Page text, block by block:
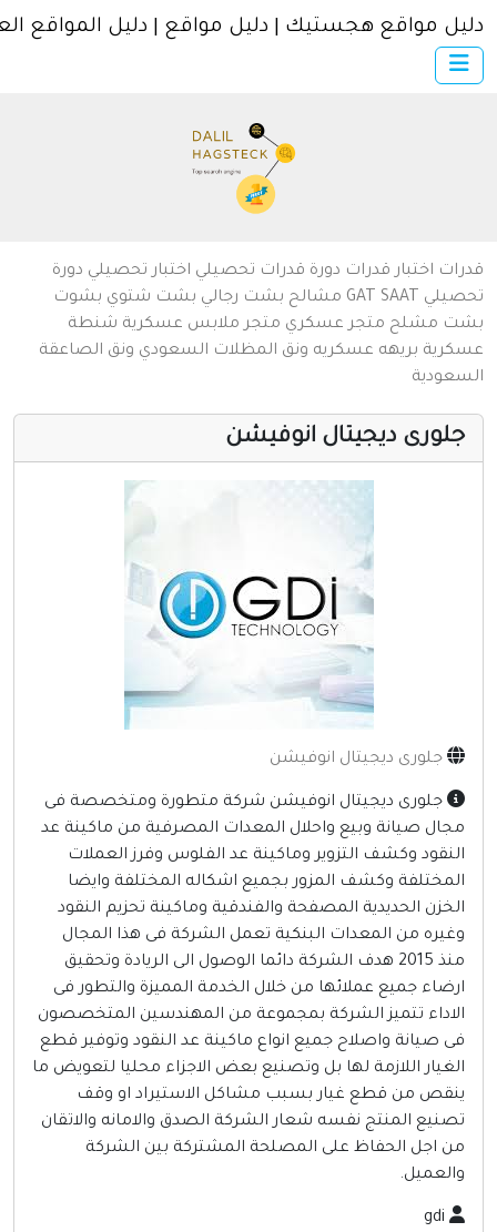
× الرئيسية
اتصل بنا
تسجيل
دخول
سياسة الخصوصية
شروط الاستخدام
مواقع إخباريه
كمبيوتر وبرامج
مواقع طبيه
منتديات
أخرى ومنوعه
مواقع هجستيك | دليل مواقع | دليل المواقع العربية
اختبار قدرات دورة قدرات تحصيلي اختبار تحصيلي دورة
SAAT
GAT مشالح بشت رجالي بشت شتوي بشوت
مشلح متجر عسكري متجر ملابس عسكرية شنطة
بريهه عسكريه ونق المظلات السعودي ونق الصاعقة
ديجيتال انوفيشن
جلورى ديجيتال انوفيشن
جلورى ديجيتال انوفيشن شركة متطورة ومتخصصة فى
صيانة وبيع واحلال المعدات المصرفية من ماكينة عد
وكشف التزوير وماكينة عد الفلوس وفرز العملات
وكشف المزور بجميع اشكاله المختلفة وايضا
الحديدية المصفحة والفندقية وماكينة تحزيم النقود
من المعدات البنكية تعمل الشركة فى هذا المجال
منذ 2015 هدف الشركة دائما الوصول الى الريادة وتحقيق
جميع عملائها من خلال الخدمة المميزة والتطور فى
تتميز الشركة بمجموعة من المهندسين المتخصصون
صيانة واصلاح جميع انواع ماكينة عد النقود وتوفير قطع
اللازمة لها بل وتصنيع بعض الاجزاء محليا لتعويض ما
من قطع غيار بسبب مشاكل الاستيراد او وقف
المنتج نفسه شعار الشركة الصدق والامانه والاتقان
اجل الحفاظ على المصلحة المشتركة بين الشركة